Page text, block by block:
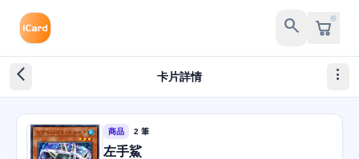
search
arrow_back_ios_new 卡片詳情 more_vert
商品 2 筆
左手鯊